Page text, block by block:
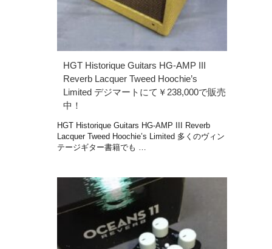
HGT Historique Guitars HG-AMP III
Reverb Lacquer Tweed Hoochie’s
Limited デジマートにて￥238,000で販売
中！
HGT Historique Guitars HG-AMP III Reverb
Lacquer Tweed Hoochie’s Limited 多くのヴィン
テージギター書籍でも …